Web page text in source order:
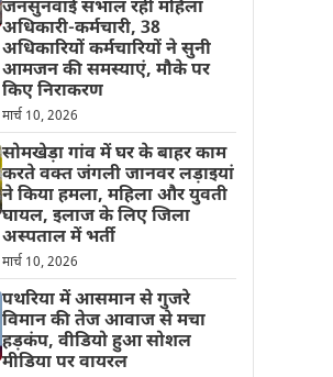
जनसुनवाई संभाल रहीं महिला
अधिकारी-कर्मचारी, 38
अधिकारियों कर्मचारियों ने सुनी
आमजन की समस्याएं, मौके पर
किए निराकरण
मार्च 10, 2026
सोमखेड़ा गांव में घर के बाहर काम
करते वक्त जंगली जानवर लड़ाइयां
ने किया हमला, महिला और युवती
घायल, इलाज के लिए जिला
अस्पताल में भर्ती
मार्च 10, 2026
पथरिया में आसमान से गुजरे
विमान की तेज आवाज से मचा
हड़कंप, वीडियो हुआ सोशल
मीडिया पर वायरल